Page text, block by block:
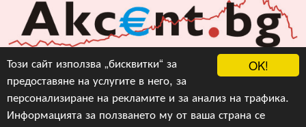
OK!
Този сайт използва „бисквитки“ за
предоставяне на услугите в него, за
персонализиране на рекламите и за анализ на трафика.
Информацията за ползването му от ваша страна се
Акцент БГ ЕООД
info@akcent.bg
Facebook